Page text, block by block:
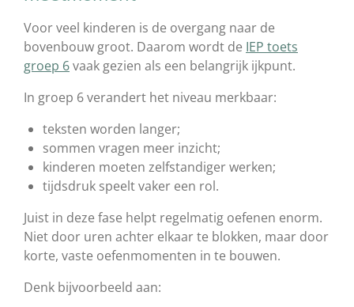
Voor veel kinderen is de overgang naar de
bovenbouw groot. Daarom wordt de IEP toets
groep 6vaak gezien als een belangrijk ijkpunt.
In groep 6 verandert het niveau merkbaar:
teksten worden langer;
sommen vragen meer inzicht;
kinderen moeten zelfstandiger werken;
tijdsdruk speelt vaker een rol.
Juist in deze fase helpt regelmatig oefenen enorm.
Niet door uren achter elkaar te blokken, maar door
korte, vaste oefenmomenten in te bouwen.
Denk bijvoorbeeld aan: